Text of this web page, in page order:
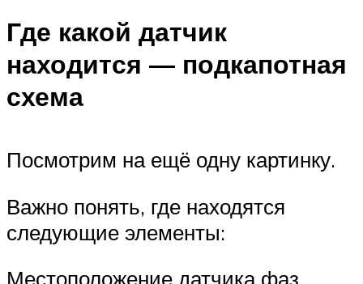
Где какой датчик
находится — подкапотная
схема
Посмотрим на ещё одну картинку.
Важно понять, где находятся
следующие элементы:
Местоположение датчика фаз